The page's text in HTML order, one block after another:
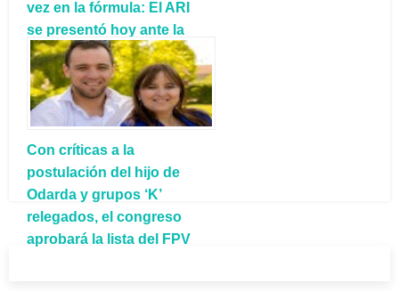
vez en la fórmula: El ARI
se presentó hoy ante la
Justicia Electoral
Con críticas a la
postulación del hijo de
Odarda y grupos ‘K’
relegados, el congreso
aprobará la lista del FPV